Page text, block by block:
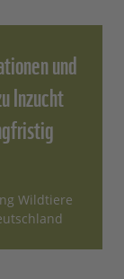
und
Inzucht
Wildtiere